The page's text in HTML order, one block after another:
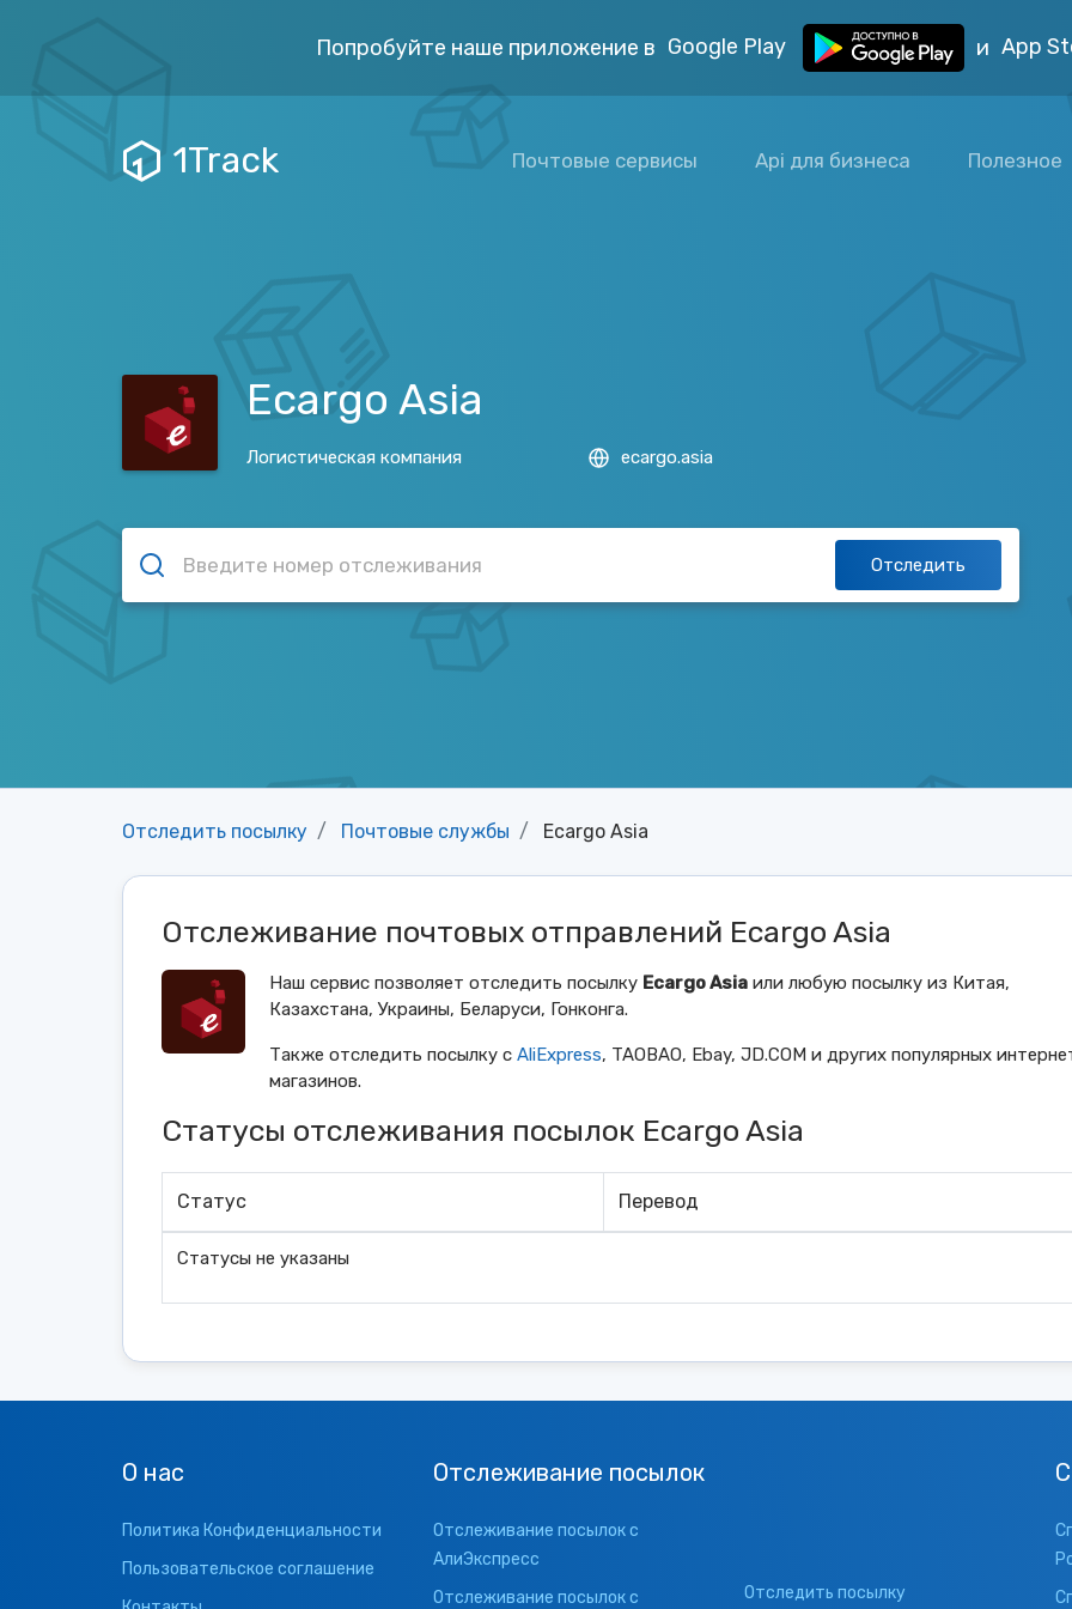
Попробуйте наше приложение в Google Play и App
1Track Почтовые сервисы Api для бизнеса Полезное
Ecargo Asia
Логистическая компания ecargo.asia
Отследить
Отследить посылку Почтовые службы Ecargo Asia
Отслеживание почтовых отправлений Ecargo Asia
Наш сервис позволяет отследить посылку Ecargo Asia или любую посылку из Китая,
Казахстана, Украины, Беларуси, Гонконга.
Также отследить посылку с AliExpress, TAOBAO, Ebay, JD.COM и других популярных
магазинов.
Статусы отслеживания посылок Ecargo Asia
Статус Перевод
Статусы не указаны
О нас
Политика Конфиденциальности
Пользовательское соглашение
Отслеживание посылок
Отслеживание посылок с
АлиЭкспресс
Отслеживание посылок с
Отследить посылку